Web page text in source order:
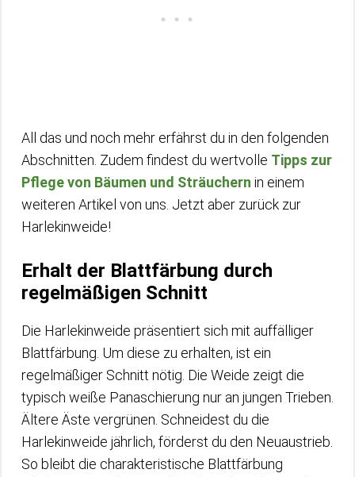
All das und noch mehr erfährst du in den folgenden
Abschnitten. Zudem findest du wertvolle Tipps zur
Pflege von Bäumen und Sträuchern in einem
weiteren Artikel von uns. Jetzt aber zurück zur
Harlekinweide!
Erhalt der Blattfärbung durch
regelmäßigen Schnitt
Die Harlekinweide präsentiert sich mit auffälliger
Blattfärbung. Um diese zu erhalten, ist ein
regelmäßiger Schnitt nötig. Die Weide zeigt die
typisch weiße Panaschierung nur an jungen Trieben.
Ältere Äste vergrünen. Schneidest du die
Harlekinweide jährlich, förderst du den Neuaustrieb.
So bleibt die charakteristische Blattfärbung